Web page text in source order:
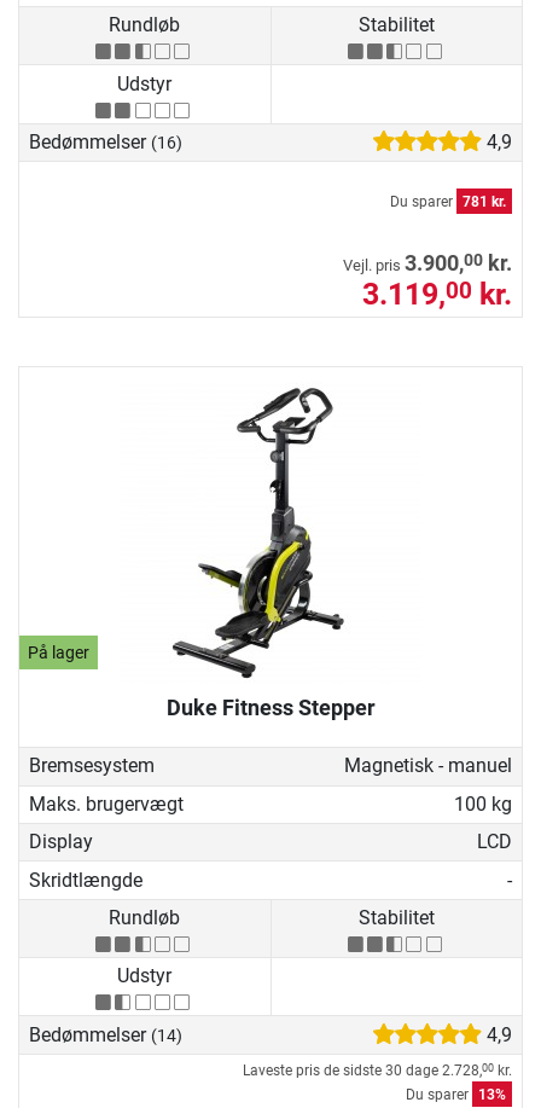
Rundløb
Stabilitet
Udstyr
Bedømmelser (16) 4,9
Du sparer 781 kr.
Vejl. pris 3.900,00 kr.
3.119,00 kr.
På lager
Duke Fitness Stepper
Bremsesystem
Magnetisk - manuel
Maks. brugervægt
100 kg
Display
LCD
Skridtlængde
-
Rundløb
Stabilitet
Udstyr
Bedømmelser (14) 4,9
Laveste pris de sidste 30 dage 2.728,00 kr.
Du sparer
13%